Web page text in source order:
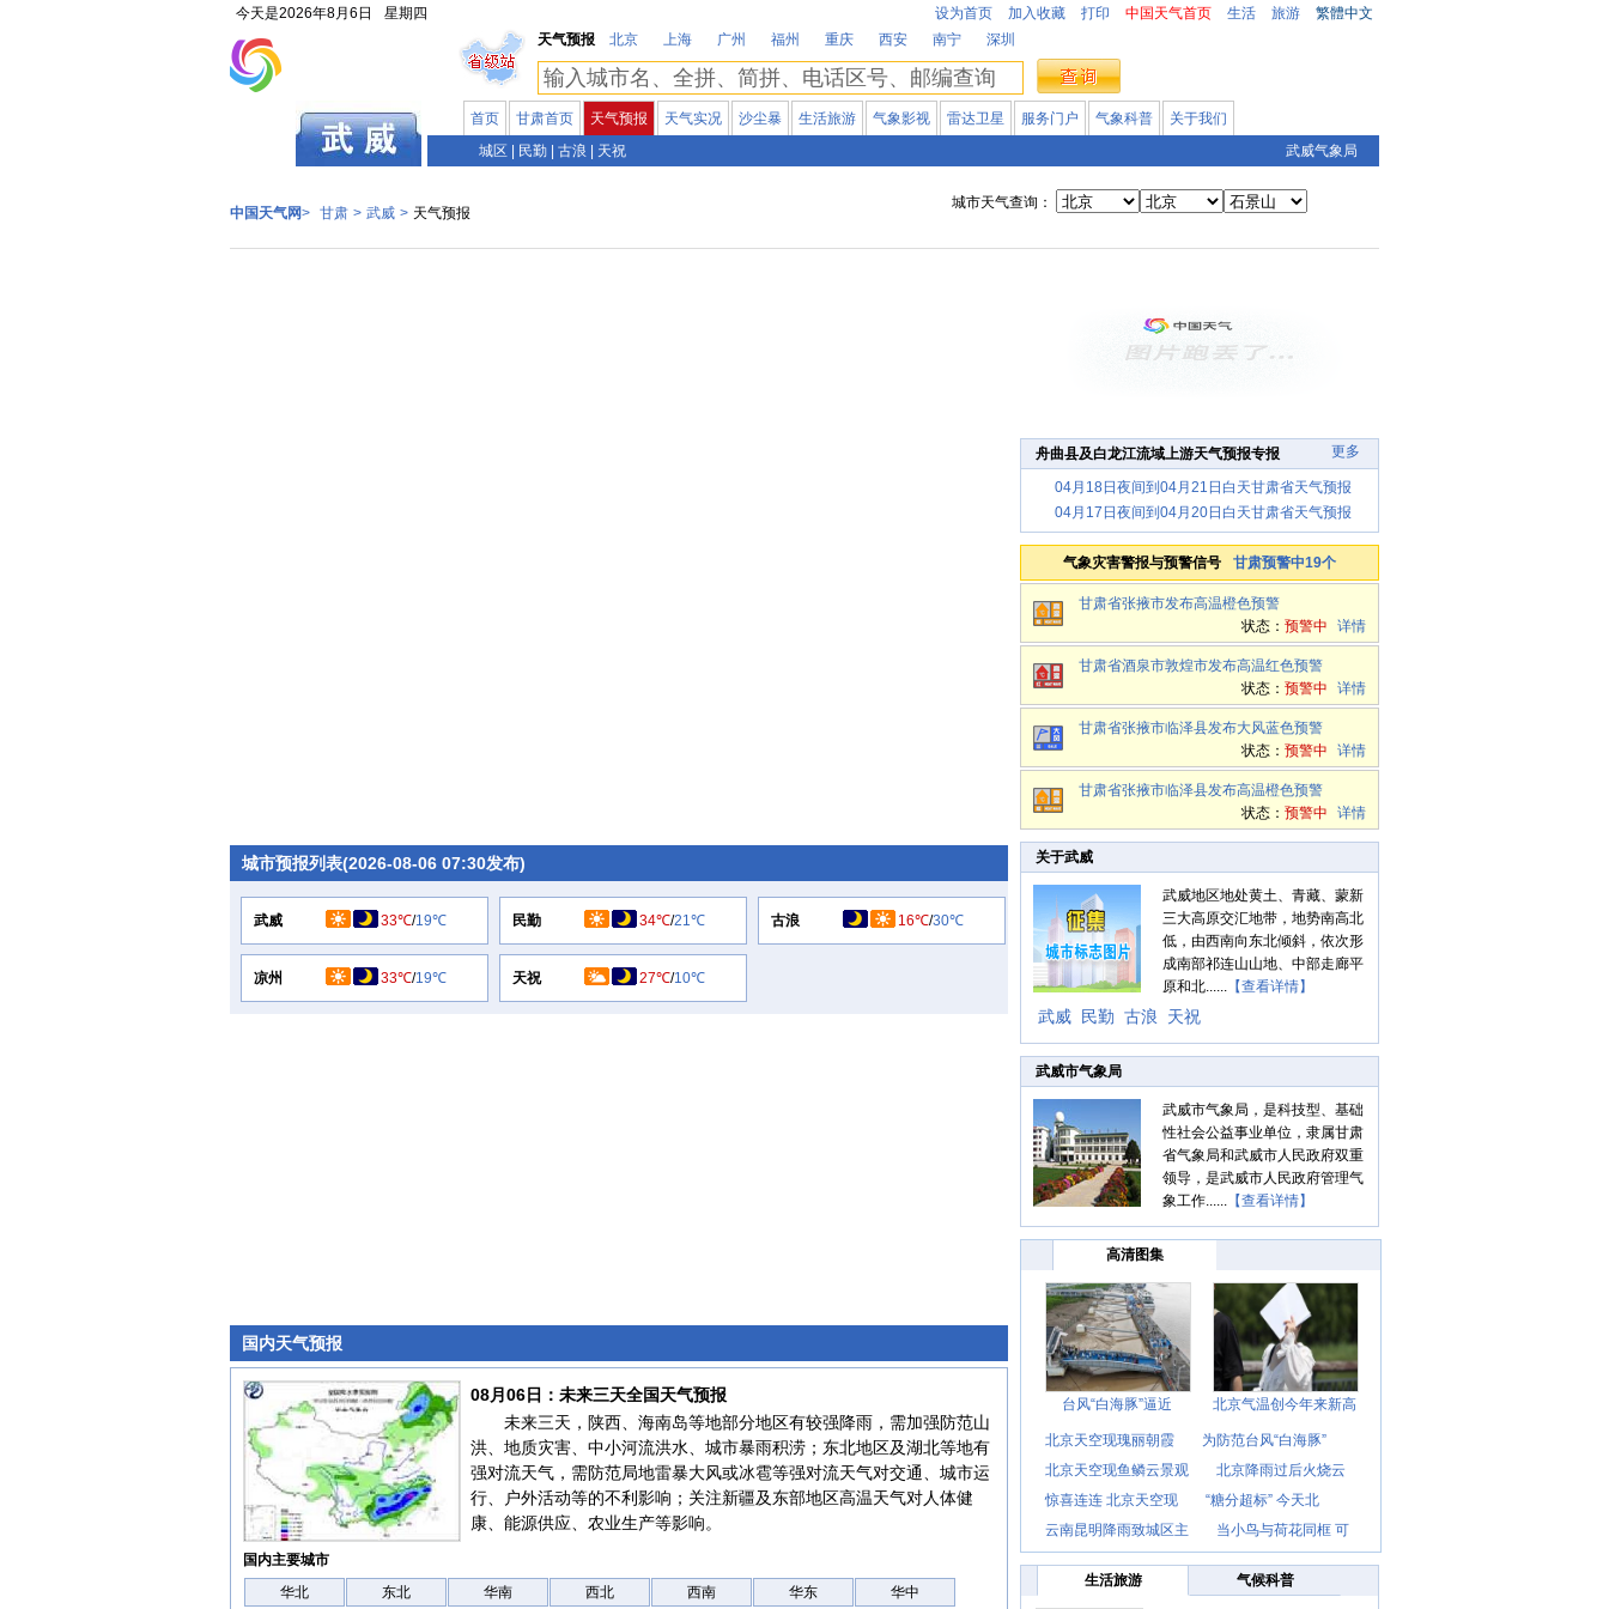
今天是2026年8月6日 星期四 设为首页 加入收藏 打印 中国天气首页 生活 旅游
繁體中文
天气预报
北京 上海 广州 福州 重庆 西安 南宁 深圳
首页 甘肃首页 天气预报 天气实况 沙尘暴 生活旅游 气象影视 雷达卫星 服务门户 气象科普
关于我们
城区
民勤 古浪 天祝 武威气象局
中国天气网> 甘肃 > 武威 > 天气预报
城市天气查询：
城市预报列表(2026-08-06 07:30发布)
武威 33℃/19℃ 民勤 34℃/21℃ 古浪 16℃/30℃
凉州 33℃/19℃ 天祝 27℃/10℃
国内天气预报
08月06日：未来三天全国天气预报
未来三天，陕西、海南岛等地部分地区有较强降雨，需加强防范山
洪、地质灾害、中小河流洪水、城市暴雨积涝；东北地区及湖北等地有
强对流天气，需防范局地雷暴大风或冰雹等强对流天气对交通、城市运
行、户外活动等的不利影响；关注新疆及东部地区高温天气对人体健
康、能源供应、农业生产等影响。
国内主要城市
华北
东北 华南 西北 西南 华东 华中
舟曲县及白龙江流域上游天气预报专报 更多
04月18日夜间到04月21日白天甘肃省天气预报
04月17日夜间到04月20日白天甘肃省天气预报
气象灾害警报与预警信号 甘肃预警中19个
甘肃省张掖市发布高温橙色预警
状态： 预警中 详情
甘肃省酒泉市敦煌市发布高温红色预警
状态： 预警中 详情
甘肃省张掖市临泽县发布大风蓝色预警
状态： 预警中 详情
甘肃省张掖市临泽县发布高温橙色预警
状态： 预警中 详情
关于武威
武威地区地处黄土、青藏、蒙新
三大高原交汇地带，地势南高北
低，由西南向东北倾斜，依次形
成南部祁连山山地、中部走廊平
原和北...... 【查看详情】
武威 民勤 古浪 天祝
武威市气象局
武威市气象局，是科技型、基础
性社会公益事业单位，隶属甘肃
省气象局和武威市人民政府双重
领导，是武威市人民政府管理气
象工作...... 【查看详情】
高清图集
台风“白海豚”逼近 北京气温创今年来新高
北京天空现瑰丽朝霞
为防范台风“白海豚”
北京天空现鱼鳞云景观
北京降雨过后火烧云
惊
惊喜连连 北京天空现
“糖分超标” 今天北
云南昆明降雨致城区主
当小鸟与荷花同框 可
生活旅游 气候科普